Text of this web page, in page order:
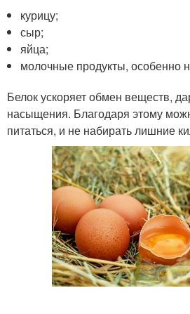
курицу;
сыр;
яйца;
молочные продукты, особенно
Белок ускоряет обмен веществ,
насыщения. Благодаря этому
питаться, и не набирать лишние